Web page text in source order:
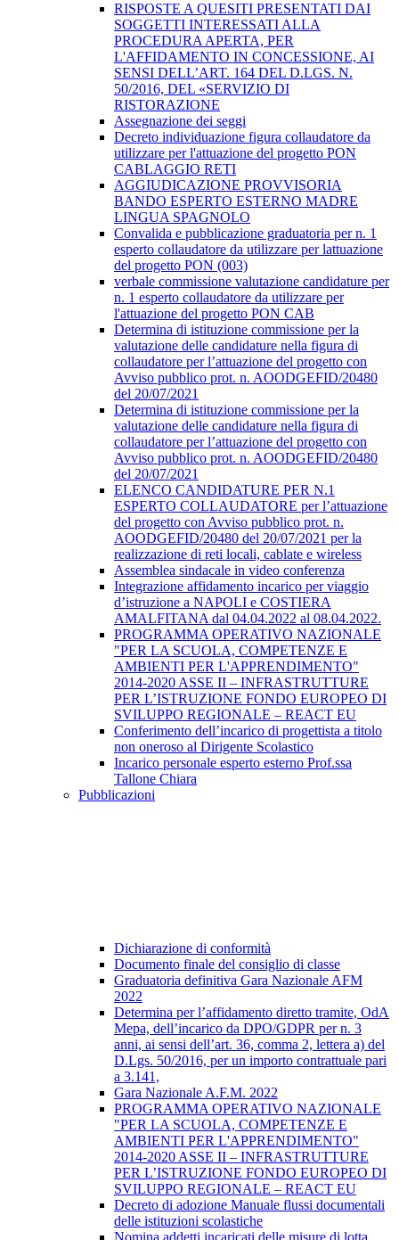
RISPOSTE A QUESITI PRESENTATI DAI
SOGGETTI INTERESSATI ALLA
PROCEDURA APERTA, PER
L'AFFIDAMENTO IN CONCESSIONE, AI
SENSI DELL’ART. 164 DEL D.LGS. N.
50/2016, DEL «SERVIZIO DI
RISTORAZIONE
Assegnazione dei seggi
Decreto individuazione figura collaudatore da
utilizzare per l'attuazione del progetto PON
CABLAGGIO RETI
AGGIUDICAZIONE PROVVISORIA
BANDO ESPERTO ESTERNO MADRE
LINGUA SPAGNOLO
Convalida e pubblicazione graduatoria per n. 1
esperto collaudatore da utilizzare per lattuazione
del progetto PON (003)
verbale commissione valutazione candidature per
n. 1 esperto collaudatore da utilizzare per
l'attuazione del progetto PON CAB
Determina di istituzione commissione per la
valutazione delle candidature nella figura di
collaudatore per l’attuazione del progetto con
Avviso pubblico prot. n. AOODGEFID/20480
del 20/07/2021
Determina di istituzione commissione per la
valutazione delle candidature nella figura di
collaudatore per l’attuazione del progetto con
Avviso pubblico prot. n. AOODGEFID/20480
del 20/07/2021
ELENCO CANDIDATURE PER N.1
ESPERTO COLLAUDATORE per l’attuazione
del progetto con Avviso pubblico prot. n.
AOODGEFID/20480 del 20/07/2021 per la
realizzazione di reti locali, cablate e wireless
Assemblea sindacale in video conferenza
Integrazione affidamento incarico per viaggio
d’istruzione a NAPOLI e COSTIERA
AMALFITANA dal 04.04.2022 al 08.04.2022.
PROGRAMMA OPERATIVO NAZIONALE
"PER LA SCUOLA, COMPETENZE E
AMBIENTI PER L'APPRENDIMENTO"
2014-2020 ASSE II – INFRASTRUTTURE
PER L’ISTRUZIONE FONDO EUROPEO DI
SVILUPPO REGIONALE – REACT EU
Conferimento dell’incarico di progettista a titolo
non oneroso al Dirigente Scolastico
Incarico personale esperto esterno Prof.ssa
Tallone Chiara
Pubblicazioni
Dichiarazione di conformità
Documento finale del consiglio di classe
Graduatoria definitiva Gara Nazionale AFM
2022
Determina per l’affidamento diretto tramite, OdA
Mepa, dell’incarico da DPO/GDPR per n. 3
anni, ai sensi dell’art. 36, comma 2, lettera a) del
D.Lgs. 50/2016, per un importo contrattuale pari
a 3.141,
Gara Nazionale A.F.M. 2022
PROGRAMMA OPERATIVO NAZIONALE
"PER LA SCUOLA, COMPETENZE E
AMBIENTI PER L'APPRENDIMENTO"
2014-2020 ASSE II – INFRASTRUTTURE
PER L’ISTRUZIONE FONDO EUROPEO DI
SVILUPPO REGIONALE – REACT EU
Decreto di adozione Manuale flussi documentali
delle istituzioni scolastiche